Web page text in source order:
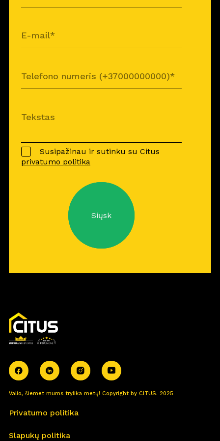
Susipažinau ir sutinku su Citus
privatumo politika
Siųsk
Valio, šiemet mums trylika metų! Copyright by CITUS. 2025
Privatumo politika
Slapukų politika